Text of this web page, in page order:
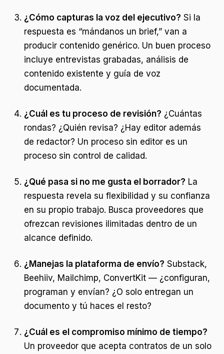
¿Cómo capturas la voz del ejecutivo? Si la
respuesta es “mándanos un brief,” van a
producir contenido genérico. Un buen proceso
incluye entrevistas grabadas, análisis de
contenido existente y guía de voz
documentada.
¿Cuál es tu proceso de revisión? ¿Cuántas
rondas? ¿Quién revisa? ¿Hay editor además
de redactor? Un proceso sin editor es un
proceso sin control de calidad.
¿Qué pasa si no me gusta el borrador? La
respuesta revela su flexibilidad y su confianza
en su propio trabajo. Busca proveedores que
ofrezcan revisiones ilimitadas dentro de un
alcance definido.
¿Manejas la plataforma de envío? Substack,
Beehiiv, Mailchimp, ConvertKit — ¿configuran,
programan y envían? ¿O solo entregan un
documento y tú haces el resto?
¿Cuál es el compromiso mínimo de tiempo?
Un proveedor que acepta contratos de un solo